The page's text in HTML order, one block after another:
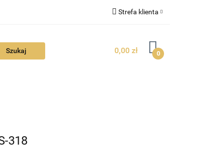
Strefa klienta
Zarejestruj się
0,00 zł 0
318